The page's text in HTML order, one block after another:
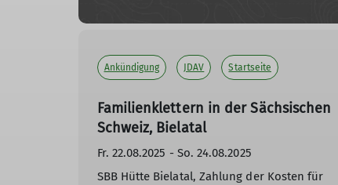
Ankündigung JDAV Startseite
Familienklettern in der Sächsischen
Schweiz, Bielatal
Fr. 22.08.2025 - So. 24.08.2025
SBB Hütte Bielatal, Zahlung der Kosten für